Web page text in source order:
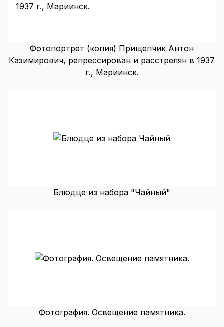
Фотопортрет (копия) Прищепчик Антон
Казимирович, репрессирован и расстрелян в 1937
г., Мариинск.
Блюдце из набора "Чайный"
Фотография. Освещение памятника.